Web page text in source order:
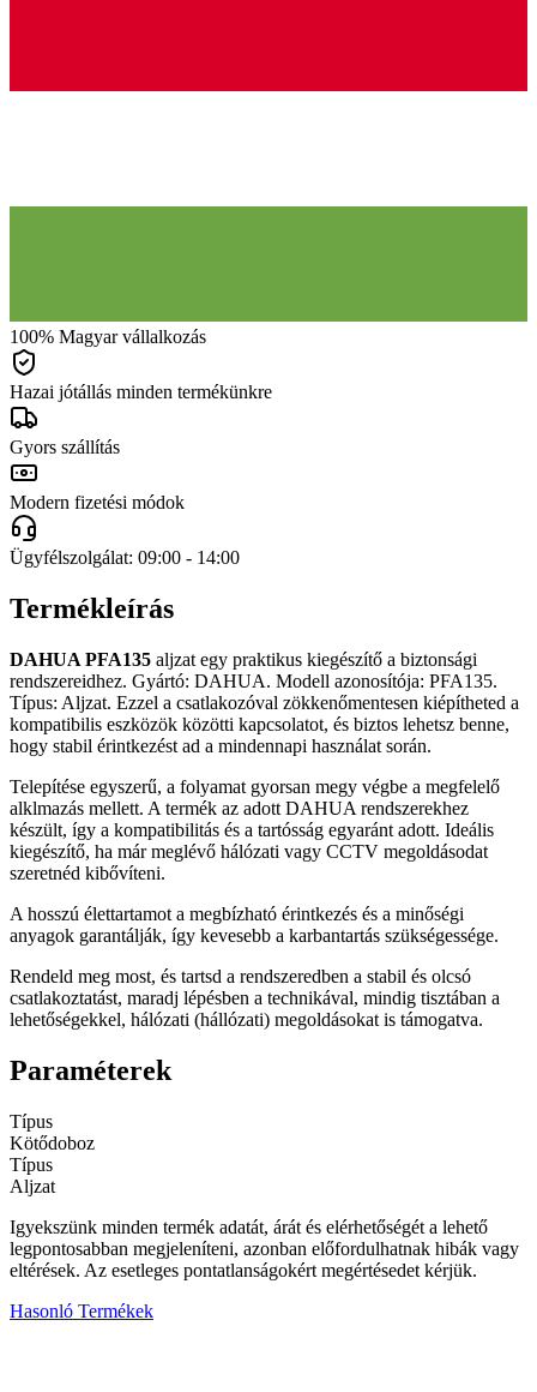
100% Magyar vállalkozás
Hazai jótállás minden termékünkre
Gyors szállítás
Modern fizetési módok
Ügyfélszolgálat: 09:00 - 14:00
Termékleírás
DAHUA PFA135 aljzat egy praktikus kiegészítő a biztonsági
rendszereidhez. Gyártó: DAHUA. Modell azonosítója: PFA135.
Típus: Aljzat. Ezzel a csatlakozóval zökkenőmentesen kiépítheted a
kompatibilis eszközök közötti kapcsolatot, és biztos lehetsz benne,
hogy stabil érintkezést ad a mindennapi használat során.
Telepítése egyszerű, a folyamat gyorsan megy végbe a megfelelő
alklmazás mellett. A termék az adott DAHUA rendszerekhez
készült, így a kompatibilitás és a tartósság egyaránt adott. Ideális
kiegészítő, ha már meglévő hálózati vagy CCTV megoldásodat
szeretnéd kibővíteni.
A hosszú élettartamot a megbízható érintkezés és a minőségi
anyagok garantálják, így kevesebb a karbantartás szükségessége.
Rendeld meg most, és tartsd a rendszeredben a stabil és olcsó
csatlakoztatást, maradj lépésben a technikával, mindig tisztában a
lehetőségekkel, hálózati (hállózati) megoldásokat is támogatva.
Paraméterek
Típus
Kötődoboz
Típus
Aljzat
Igyekszünk minden termék adatát, árát és elérhetőségét a lehető
legpontosabban megjeleníteni, azonban előfordulhatnak hibák vagy
eltérések. Az esetleges pontatlanságokért megértésedet kérjük.
Hasonló Termékek